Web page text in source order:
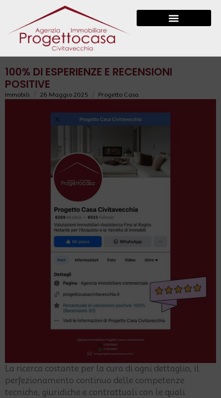
100% DI ESPERIENZE E RECENSIONI
POSITIVE
Immobili 26 Maggio 2025 Progetto Casa
La ricerca costante per la cura di ogni dettaglio, il
perfezionamento continuo delle competenze
tecniche, giuridiche e contrattuali con le quali